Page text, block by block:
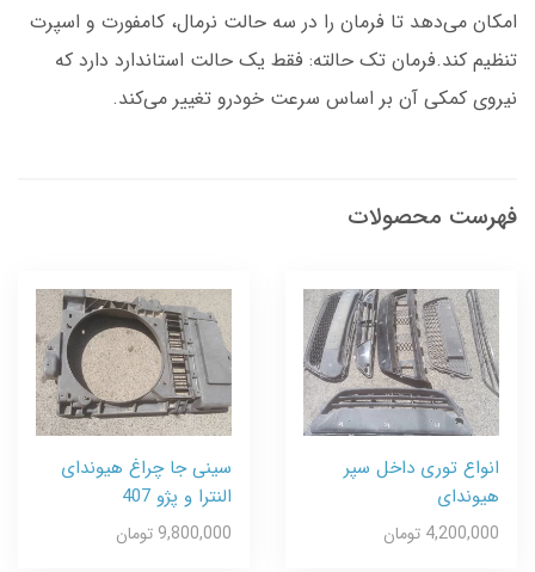
امکان می‌دهد تا فرمان را در سه حالت نرمال، کامفورت و اسپرت
تنظیم کند.فرمان تک حالته: فقط یک حالت استاندارد دارد که
نیروی کمکی آن بر اساس سرعت خودرو تغییر می‌کند.
فهرست محصولات
انواع توری داخل سپر
هیوندای
4,200,000 تومان
سینی جا چراغ هیوندای
النترا و پژو 407
9,800,000 تومان